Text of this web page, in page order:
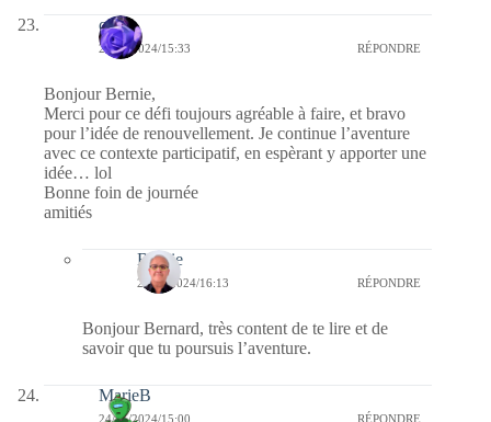
covix
24/11/2024/15:33 RÉPONDRE
Bonjour Bernie,
Merci pour ce défi toujours agréable à faire, et bravo
pour l’idée de renouvellement. Je continue l’aventure
avec ce contexte participatif, en espèrant y apporter une
idée… lol
Bonne foin de journée
amitiés
Bernie
26/11/2024/16:13 RÉPONDRE
Bonjour Bernard, très content de te lire et de
savoir que tu poursuis l’aventure.
MarieB
24/11/2024/15:00 RÉPONDRE